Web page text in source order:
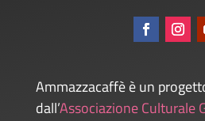
Ammazzacaffè è un
dall’Associazione Culturale